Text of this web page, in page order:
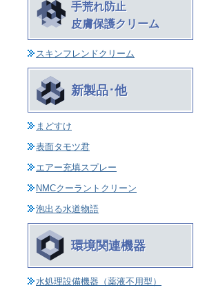
手荒れ防止
皮膚保護クリーム
スキンフレンドクリーム
新製品･他
まどすけ
表面タモツ君
エアー充填スプレー
NMCクーラントクリーン
泡出る水道物語
環境関連機器
水処理設備機器（薬液不用型）